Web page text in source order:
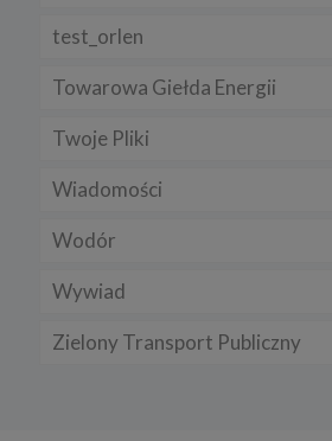
test_orlen
Towarowa Giełda Energii
Twoje Pliki
Wiadomości
Wodór
Wywiad
Zielony Transport Publiczny